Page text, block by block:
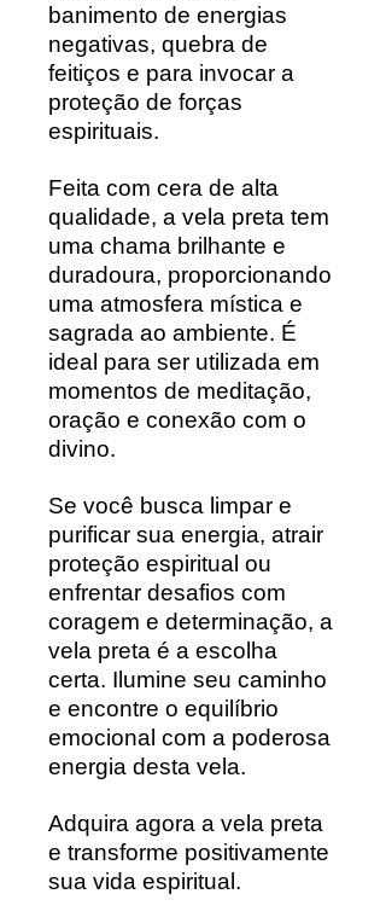
banimento de energias
negativas, quebra de
feitiços e para invocar a
proteção de forças
espirituais.
Feita com cera de alta
qualidade, a vela preta tem
uma chama brilhante e
duradoura, proporcionando
uma atmosfera mística e
sagrada ao ambiente. É
ideal para ser utilizada em
momentos de meditação,
oração e conexão com o
divino.
Se você busca limpar e
purificar sua energia, atrair
proteção espiritual ou
enfrentar desafios com
coragem e determinação, a
vela preta é a escolha
certa. Ilumine seu caminho
e encontre o equilíbrio
emocional com a poderosa
energia desta vela.
Adquira agora a vela preta
e transforme positivamente
sua vida espiritual.